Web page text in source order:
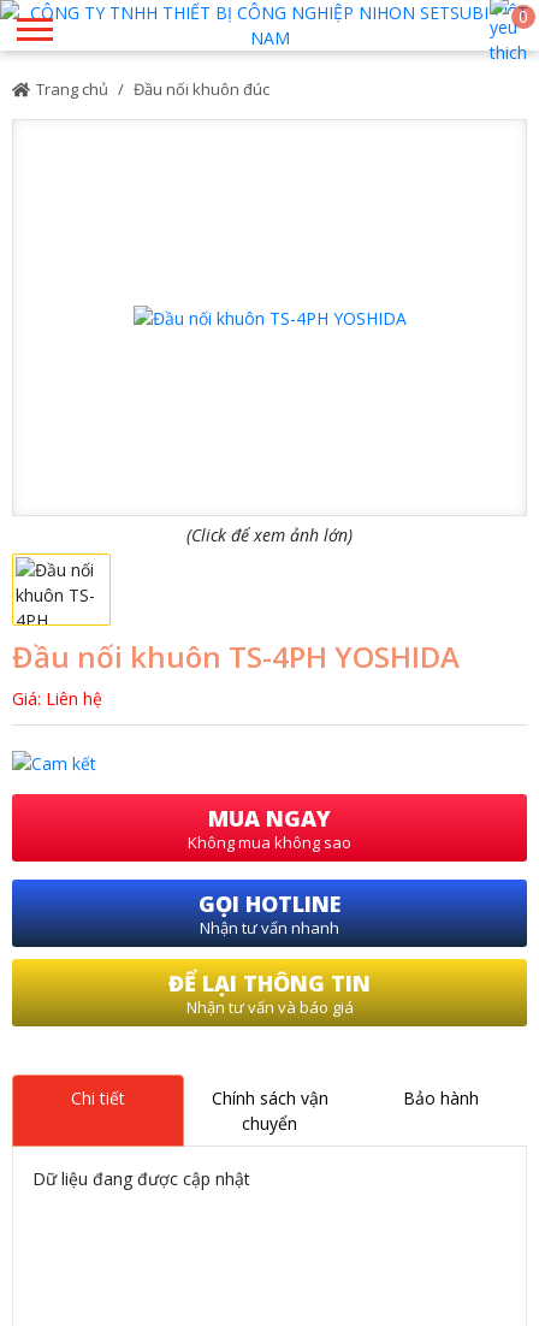
0
Trang chủ Đầu nối khuôn đúc
(Click để xem ảnh lớn)
Đầu nối khuôn TS-4PH YOSHIDA
Giá: Liên hệ
MUA NGAY
Không mua không sao
GỌI HOTLINE
Nhận tư vấn nhanh
ĐỂ LẠI THÔNG TIN
Nhận tư vấn và báo giá
Chi tiết
Chính sách vận
chuyển
Bảo hành
Dữ liệu đang được cập nhật